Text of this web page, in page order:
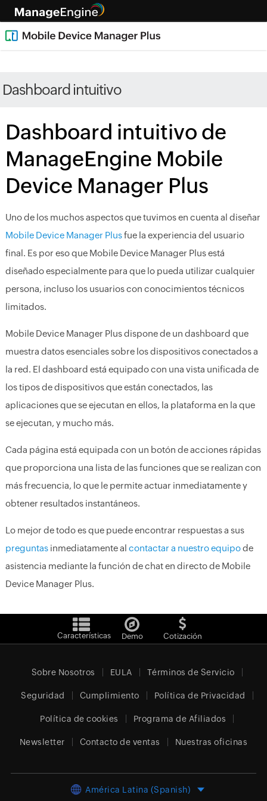
Dashboard intuitivo​
Dashboard intuitivo de
ManageEngine Mobile
Device Manager Plus
Uno de los muchos aspectos que tuvimos en cuenta al diseñar
Mobile Device Manager Plusfue la experiencia del usuario
final. Es por eso que Mobile Device Manager Plus está
diseñado especialmente para que lo pueda utilizar cualquier
persona, incluso los usuarios con conocimientos técnicos
limitados.
Mobile Device Manager Plus dispone de un dashboard que
muestra datos esenciales sobre los dispositivos conectados a
la red. El dashboard está equipado con una vista unificada de
los tipos de dispositivos que están conectados, las
aplicaciones que se ejecutan en ellos, la plataforma en la que
se ejecutan, y mucho más.
Cada página está equipada con un botón de acciones rápidas
que proporciona una lista de las funciones que se realizan con
más frecuencia, lo que le permite actuar inmediatamente y
obtener resultados instantáneos.
Lo mejor de todo es que puede encontrar respuestas a sus
preguntasinmediatamente al contactar a nuestro equipode
asistencia mediante la función de chat en directo de Mobile
Device Manager Plus.
Características Demo Cotización
Sobre Nosotros EULA Términos de Servicio
Seguridad Cumplimiento Política de Privacidad
Política de cookies Programa de Afiliados
Newsletter Contacto de ventas Nuestras oficinas
América Latina (Spanish)